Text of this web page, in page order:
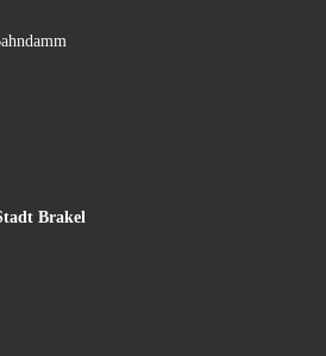
Brakel